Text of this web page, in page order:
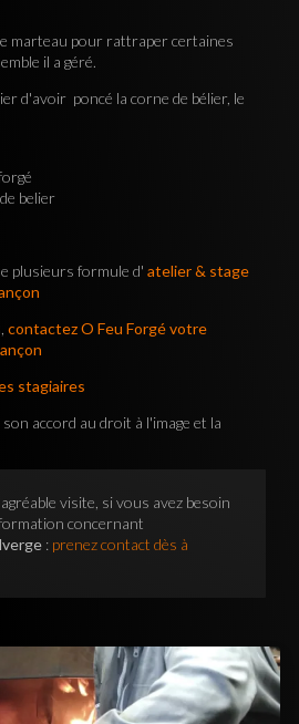
marteau pour rattraper certaines
il a géré.
d'avoir poncé la corne de bélier, le
belier
plusieurs formule d' atelier & stage
contactez O Feu Forgé votre
stagiaires
accord au droit à l'image et la
visite, si vous avez besoin
concernant
: prenez contact dès à